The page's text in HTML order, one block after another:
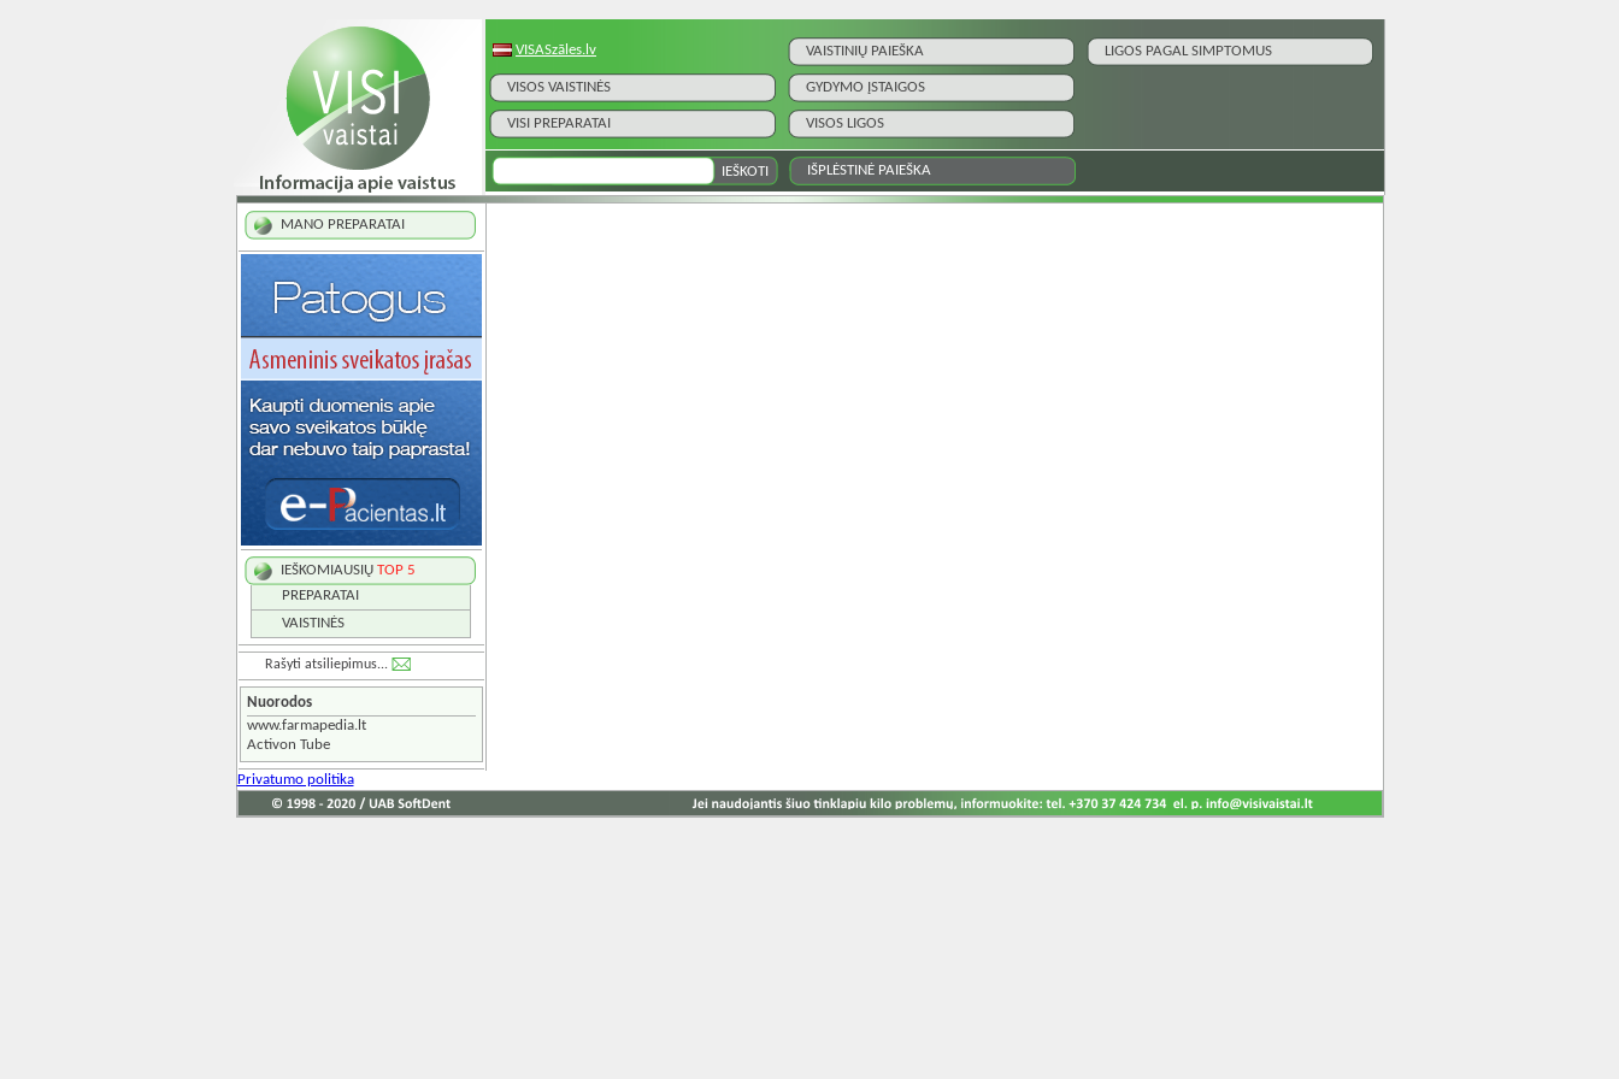
VISASzāles.lv VAISTINIŲ PAIEŠKA LIGOS PAGAL SIMPTOMUS
VISOS VAISTINĖS GYDYMO ĮSTAIGOS
VISI PREPARATAI VISOS LIGOS
IŠPLĖSTINĖ PAIEŠKA
MANO PREPARATAI
IEŠKOMIAUSIŲ TOP 5
PREPARATAI
VAISTINĖS
Rašyti atsiliepimus...
Nuorodos
www.farmapedia.lt
Activon Tube
Privatumo politika